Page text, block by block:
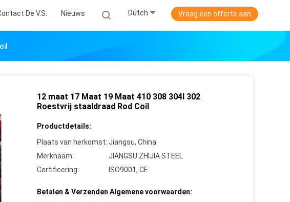
De V.S. Nieuws Dutch Vraag een offerte aan
12 maat 17 Maat 19 Maat 410 308 304l 302
Roestvrij staaldraad Rod Coil
Productdetails:
Plaats van herkomst: Jiangsu, China
Merknaam:
JIANGSU ZHIJIA STEEL
Certificering:
ISO9001, CE
Betalen & Verzenden Algemene voorwaarden: